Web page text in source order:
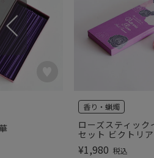
ローズスティック
セット ビクトリ
香り・蝋燭
¥1,980 税込